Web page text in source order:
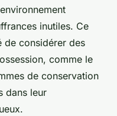
inutiles. Ce
de considérer des
comme le
de conservation
dans leur